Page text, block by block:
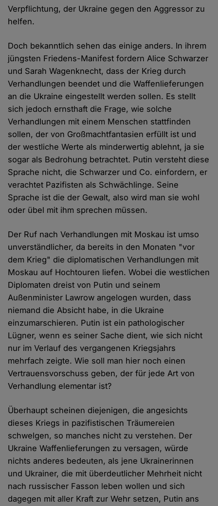
Verpflichtung, der Ukraine gegen den Aggressor zu
helfen.
Doch bekanntlich sehen das einige anders. In ihrem
jüngsten Friedens-Manifest fordern Alice Schwarzer
und Sarah Wagenknecht, dass der Krieg durch
Verhandlungen beendet und die Waffenlieferungen
an die Ukraine eingestellt werden sollen. Es stellt
sich jedoch ernsthaft die Frage, wie solche
Verhandlungen mit einem Menschen stattfinden
sollen, der von Großmachtfantasien erfüllt ist und
der westliche Werte als minderwertig ablehnt, ja sie
sogar als Bedrohung betrachtet. Putin versteht diese
Sprache nicht, die Schwarzer und Co. einfordern, er
verachtet Pazifisten als Schwächlinge. Seine
Sprache ist die der Gewalt, also wird man sie wohl
oder übel mit ihm sprechen müssen.
Der Ruf nach Verhandlungen mit Moskau ist umso
unverständlicher, da bereits in den Monaten "vor
dem Krieg" die diplomatischen Verhandlungen mit
Moskau auf Hochtouren liefen. Wobei die westlichen
Diplomaten dreist von Putin und seinem
Außenminister Lawrow angelogen wurden, dass
niemand die Absicht habe, in die Ukraine
einzumarschieren. Putin ist ein pathologischer
Lügner, wenn es seiner Sache dient, wie sich nicht
nur im Verlauf des vergangenen Kriegsjahrs
mehrfach zeigte. Wie soll man hier noch einen
Vertrauensvorschuss geben, der für jede Art von
Verhandlung elementar ist?
Überhaupt scheinen diejenigen, die angesichts
dieses Kriegs in pazifistischen Träumereien
schwelgen, so manches nicht zu verstehen. Der
Ukraine Waffenlieferungen zu versagen, würde
nichts anderes bedeuten, als jene Ukrainerinnen
und Ukrainer, die mit überdeutlicher Mehrheit nicht
nach russischer Fasson leben wollen und sich
dagegen mit aller Kraft zur Wehr setzen, Putin ans